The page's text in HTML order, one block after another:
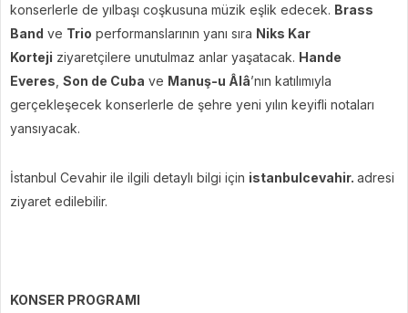
konserlerle de yılbaşı coşkusuna müzik eşlik edecek. Brass
Band ve Trio performanslarının yanı sıra Niks Kar
Korteji ziyaretçilere unutulmaz anlar yaşatacak. Hande
Everes Son de Cuba ve Manuş-u Âlâ’nın katılımıyla
gerçekleşecek konserlerle de şehre yeni yılın keyifli notaları
yansıyacak.
İstanbul Cevahir ile ilgili detaylı bilgi için istanbulcevahir. adresi
ziyaret edilebilir.
KONSER PROGRAMI